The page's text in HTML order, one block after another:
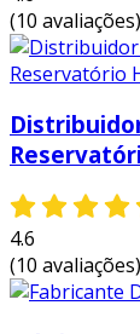
(10 avaliações)
4.6
(10 avaliações)